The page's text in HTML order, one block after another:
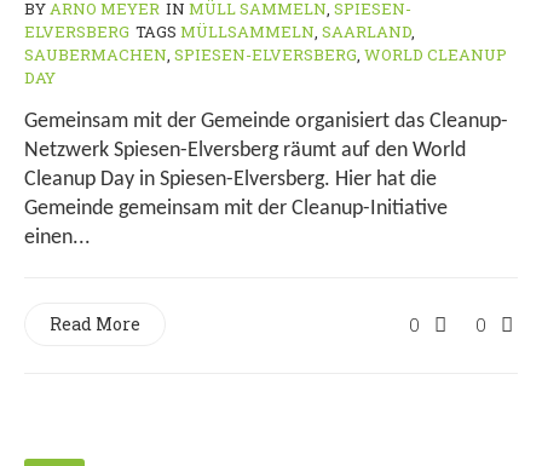
BYARNO MEYER IN MÜLL SAMMELN, SPIESEN-
ELVERSBERG TAGS MÜLLSAMMELN, SAARLAND,
SAUBERMACHEN, SPIESEN-ELVERSBERG, WORLD CLEANUP
DAY
Gemeinsam mit der Gemeinde organisiert das Cleanup-
Netzwerk Spiesen-Elversberg räumt auf den World
Cleanup Day in Spiesen-Elversberg. Hier hat die
Gemeinde gemeinsam mit der Cleanup-Initiative
einen...
0 0
Read More